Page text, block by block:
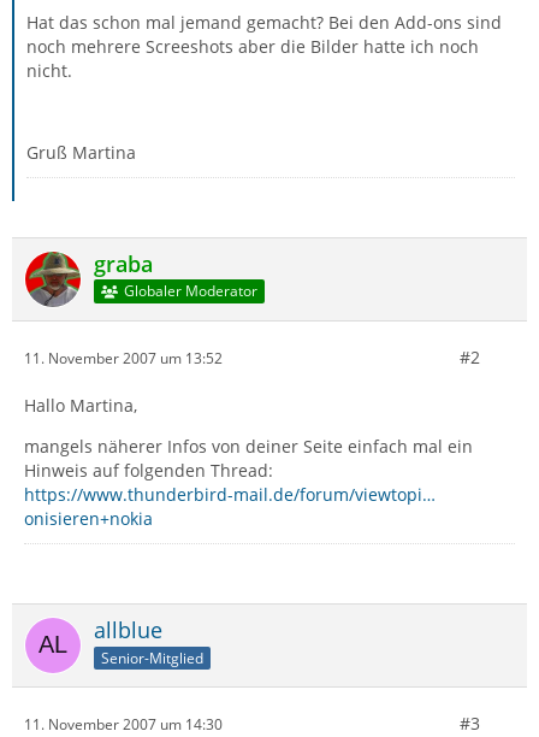
Hat das schon mal jemand gemacht? Bei den Add-ons sind
noch mehrere Screeshots aber die Bilder hatte ich noch
nicht.
Gruß Martina
graba
Globaler Moderator
11. November 2007 um 13:52 #2
Hallo Martina,
mangels näherer Infos von deiner Seite einfach mal ein
Hinweis auf folgenden Thread:
https://www.thunderbird-mail.de/forum/viewtopi…
onisieren+nokia
allblue
Senior-Mitglied
11. November 2007 um 14:30 #3